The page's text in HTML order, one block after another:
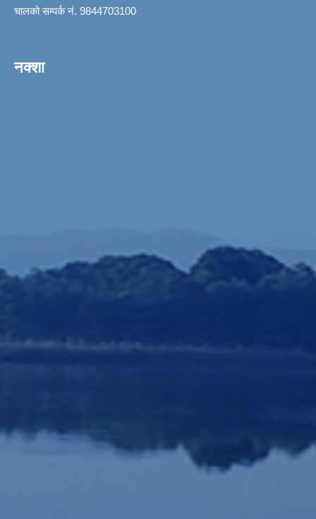
चालको सम्पर्क नं. 9844703100
नक्शा